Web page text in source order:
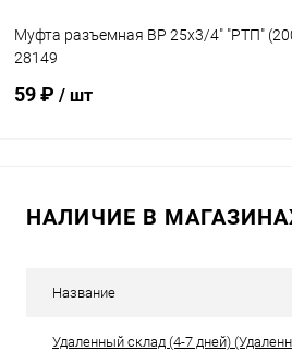
Муфта разъемная ВР 25х3/4" "РТП"
28149
59 ₽ / шт
НАЛИЧИЕ В
Название
Удаленный склад (4-7 дней)